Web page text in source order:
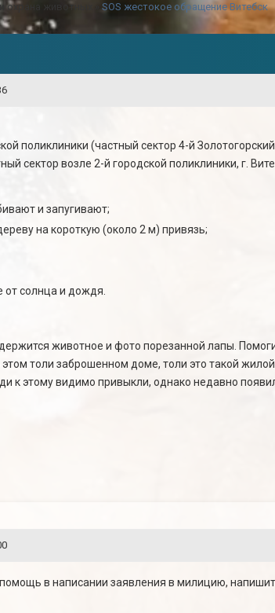
охрана животных SOS жестокое обращение Витебск
поликлиники (частный сектор 4-й
сектор возле 2-й городской поликлиники, г.
и запугивают;
на короткую (около 2 м) привязь;
от солнца и дождя.
животное и фото порезанной лапы.
этом толи заброшенном доме, толи это такой
к этому видимо привыкли, однако недавно
в написании заявления в милицию,